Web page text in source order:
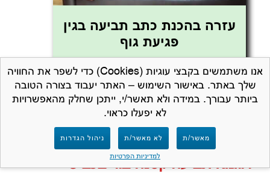
אנו משתמשים בקבצי עוגיות (Cookies) כדי לשפר את החוויה
שלך באתר. באישור השימוש – האתר יעבוד בצורה הטובה
ביותר עבורך. במידה ולא תאשר/י, ייתכן שחלק מהאפשרויות
לא יפעלו כראוי.
מאשר/ת לא מאשר/ת
ניהול הגדרות
למדיניות הפרטיות
עזרה בהכנת כתב תביעה בגין
פגיעת גוף
זקוקים לעזרה בהגשת תביעה קטנה בעקבות
נפילה/ פגיעה?
אנו נעזור לכם
לחץ כאן »
דוגמא תביעה קטנה בור בכביש